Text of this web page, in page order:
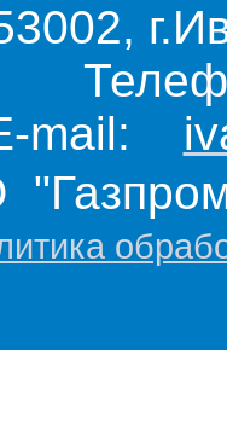
mail: